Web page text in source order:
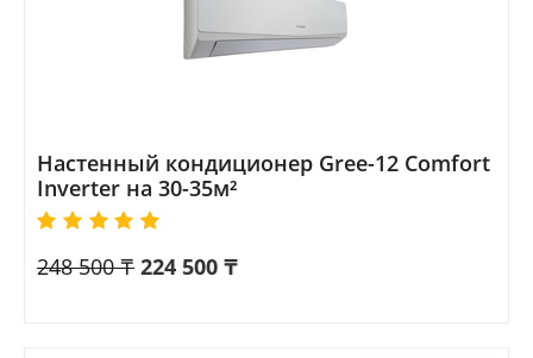
Настенный кондиционер Gree-12 Comfort
Inverter на 30-35м²
248 500 ₸ 224 500 ₸